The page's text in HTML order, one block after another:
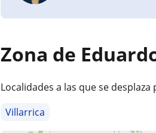
Zona de
Localidades a las que se desplaza
Villarrica